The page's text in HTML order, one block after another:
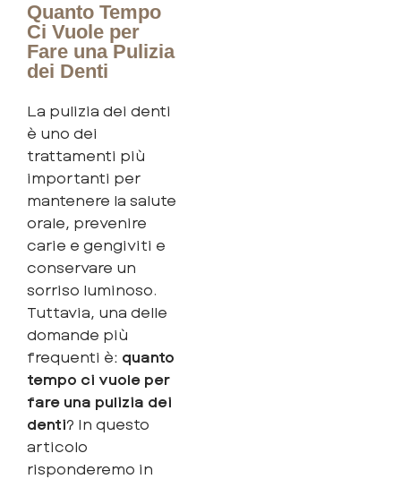
Quanto Tempo
Ci Vuole per
Fare una Pulizia
dei Denti
La pulizia dei denti
è uno dei
trattamenti più
importanti per
mantenere la salute
orale, prevenire
carie e gengiviti e
conservare un
sorriso luminoso.
Tuttavia, una delle
domande più
frequenti è: quanto
tempo ci vuole per
fare una pulizia dei
denti? In questo
articolo
risponderemo in